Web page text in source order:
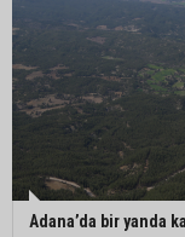
Adana’da bir yanda